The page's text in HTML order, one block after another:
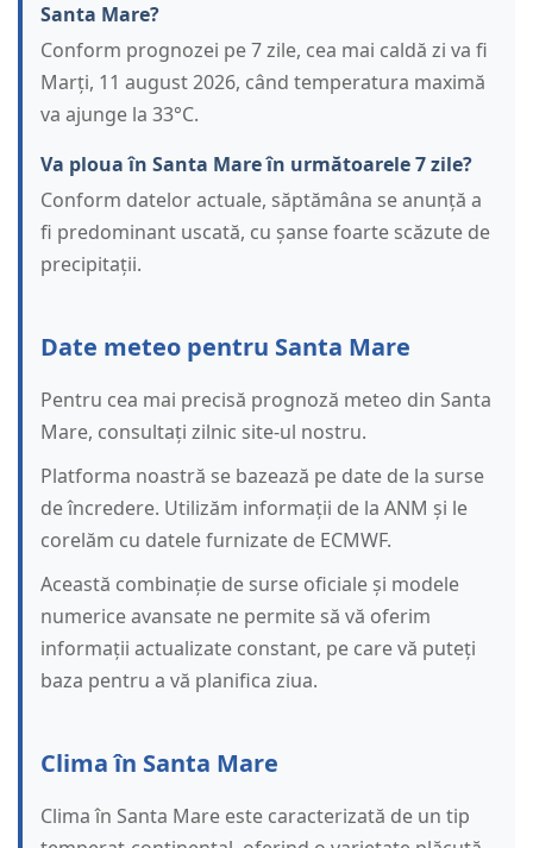
Santa Mare?
Conform prognozei pe 7 zile, cea mai caldă zi va fi
Marți, 11 august 2026, când temperatura maximă
va ajunge la 33°C.
Va ploua în Santa Mare în următoarele 7 zile?
Conform datelor actuale, săptămâna se anunță a
fi predominant uscată, cu șanse foarte scăzute de
precipitații.
Date meteo pentru Santa Mare
Pentru cea mai precisă prognoză meteo din Santa
Mare, consultați zilnic site-ul nostru.
Platforma noastră se bazează pe date de la surse
de încredere. Utilizăm informații de la ANM și le
corelăm cu datele furnizate de ECMWF.
Această combinație de surse oficiale și modele
numerice avansate ne permite să vă oferim
informații actualizate constant, pe care vă puteți
baza pentru a vă planifica ziua.
Clima în Santa Mare
Clima în Santa Mare este caracterizată de un tip